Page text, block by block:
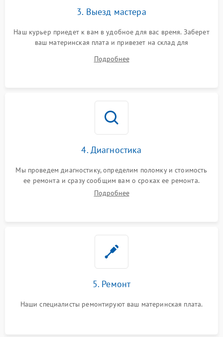
3. Выезд мастера
Наш курьер приедет к вам в удобное для вас время. Заберет
ваш материнская плата и привезет на склад для
Подробнее
4. Диагностика
Мы проведем диагностику, определим поломку и стоимость
ее ремонта и сразу сообщим вам о сроках ее ремонта.
Подробнее
5. Ремонт
Наши специалисты ремонтируют ваш материнская плата.